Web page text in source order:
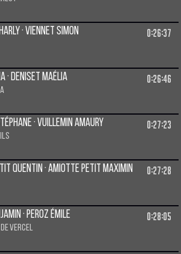
· Viennet Simon 0:26:37
· Deniset Maélia 0:26:46
· Vuillemin Amaury 0:27:23
Quentin · Amiotte petit Maximin 0:27:28
· Peroz Émile
de Vercel
0:28:05